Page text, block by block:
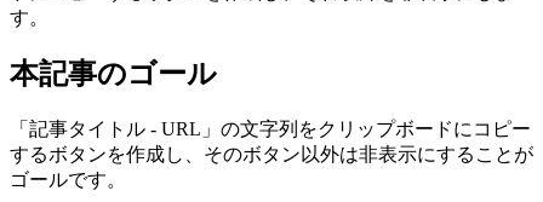
す。
本記事のゴール
「記事タイトル - URL」の文字列をクリップボードにコピー
するボタンを作成し、そのボタン以外は非表示にすることが
ゴールです。